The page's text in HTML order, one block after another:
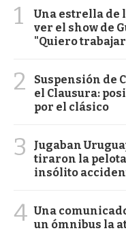
1
Una estrella de
ver el show de
"Quiero trabajar
2
Suspensión de
el Clausura:
por el clásico
3
Jugaban
tiraron la pelota
insólito
4 Una
un ómnibus la